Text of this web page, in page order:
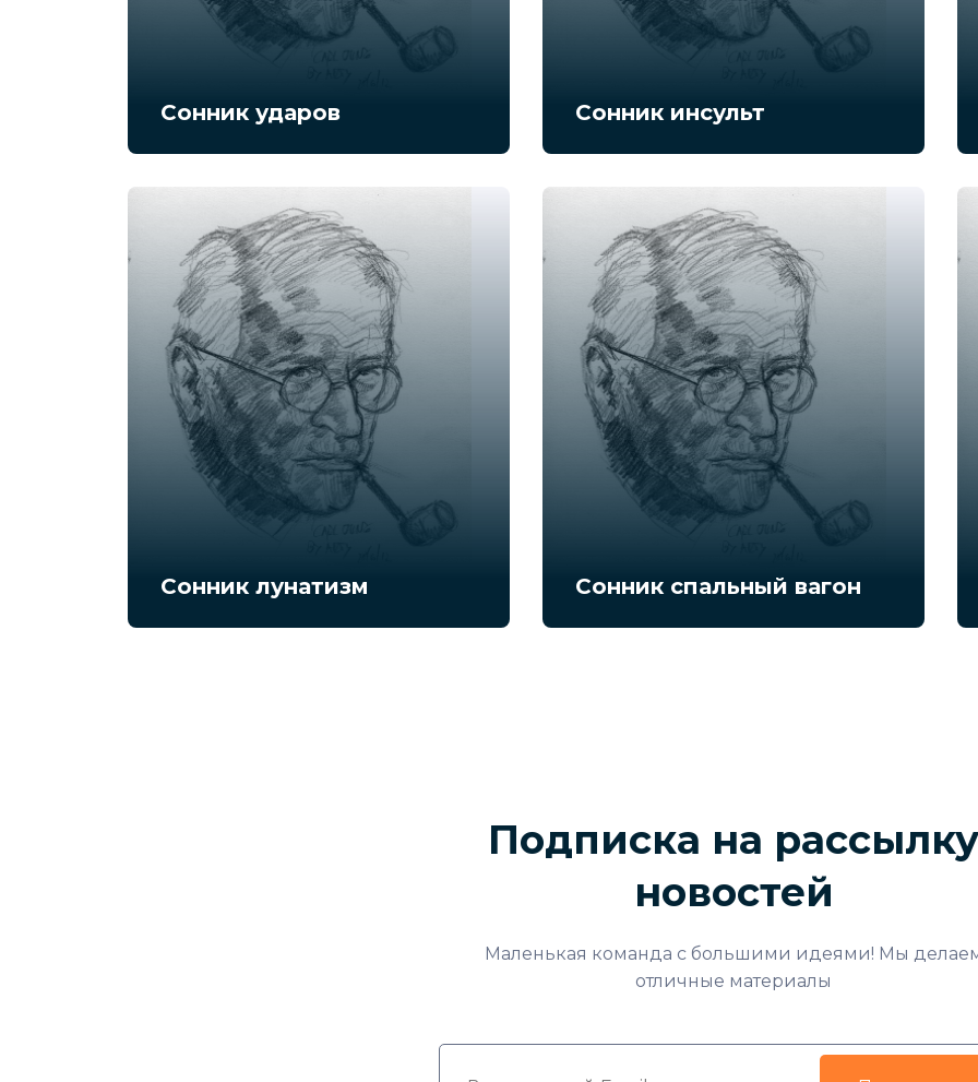
Сонник ударов Сонник инсульт
Сонник лунатизм Сонник спальный вагон
Подписка на рассылку
новостей
Маленькая команда с большими идеями! Мы
отличные материалы